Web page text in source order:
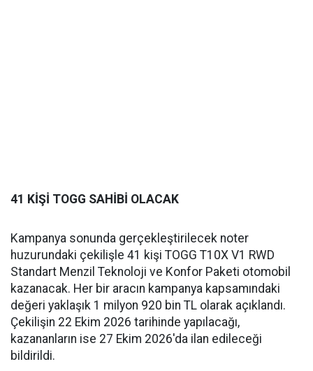
41 KİŞİ TOGG SAHİBİ OLACAK
Kampanya sonunda gerçekleştirilecek noter
huzurundaki çekilişle 41 kişi TOGG T10X V1 RWD
Standart Menzil Teknoloji ve Konfor Paketi otomobil
kazanacak. Her bir aracın kampanya kapsamındaki
değeri yaklaşık 1 milyon 920 bin TL olarak açıklandı.
Çekilişin 22 Ekim 2026 tarihinde yapılacağı,
kazananların ise 27 Ekim 2026'da ilan edileceği
bildirildi.